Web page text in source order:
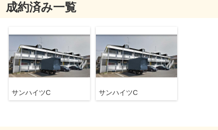
成約済み一覧
サンハイツC サンハイツC